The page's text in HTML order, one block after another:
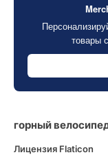
товары
горный
Лицензия Flaticon